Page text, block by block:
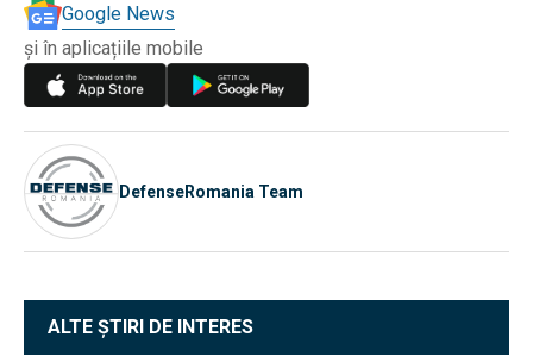
Google News
și în aplicațiile mobile
DefenseRomania Team
ALTE ȘTIRI DE INTERES